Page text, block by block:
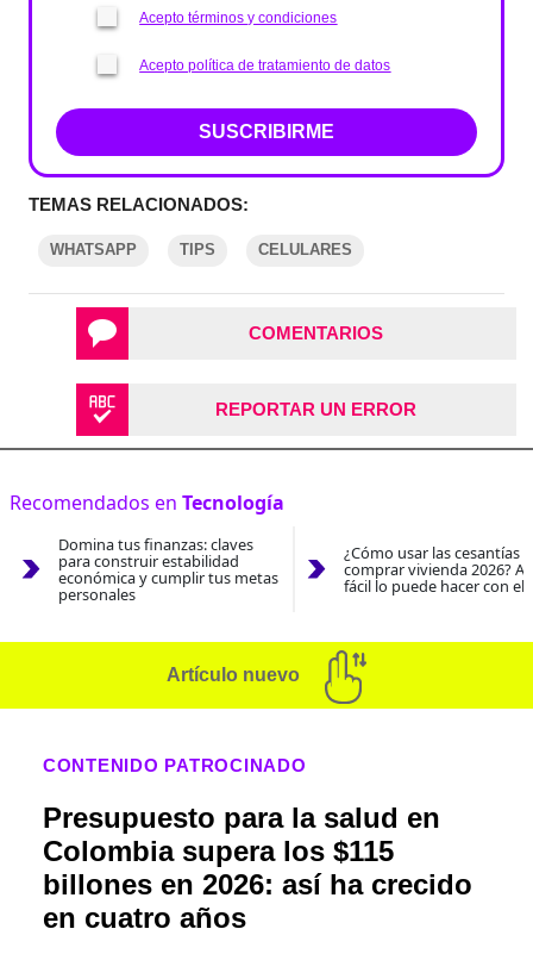
Acepto términos y condiciones
Acepto política de tratamiento de datos
SUSCRIBIRME
TEMAS RELACIONADOS:
WHATSAPP TIPS CELULARES
COMENTARIOS
REPORTAR UN ERROR
Recomendados en Tecnología
Domina tus finanzas: claves
para construir estabilidad
económica y cumplir tus metas
personales
¿Cómo usar las cesantías
comprar vivienda 2026?
fácil lo puede hacer con el
Artículo nuevo
CONTENIDO PATROCINADO
Presupuesto para la salud en
Colombia supera los $115
billones en 2026: así ha crecido
en cuatro años